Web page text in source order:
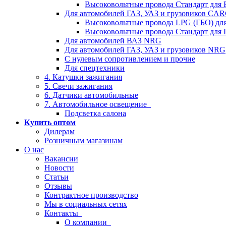
Высоковольтные провода Стандарт для
Для автомобилей ГАЗ, УАЗ и грузовиков
Высоковольтные провода LPG (ГБО)
Высоковольтные провода Стандарт для
Для автомобилей ВАЗ NRG
Для автомобилей ГАЗ, УАЗ и грузовиков NRG
С нулевым сопротивлением и прочие
Для спецтехники
4. Катушки зажигания
5. Свечи зажигания
6. Датчики автомобильные
7. Автомобильное освещение
Подсветка салона
Купить оптом
Дилерам
Розничным магазинам
О нас
Вакансии
Новости
Статьи
Отзывы
Контрактное производство
Мы в социальных сетях
Контакты
О компании